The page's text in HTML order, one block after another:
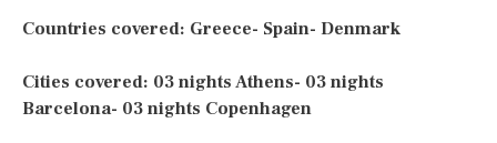
Countries covered: Greece- Spain- Denmark
Cities covered: 03 nights Athens- 03 nights
Barcelona- 03 nights Copenhagen